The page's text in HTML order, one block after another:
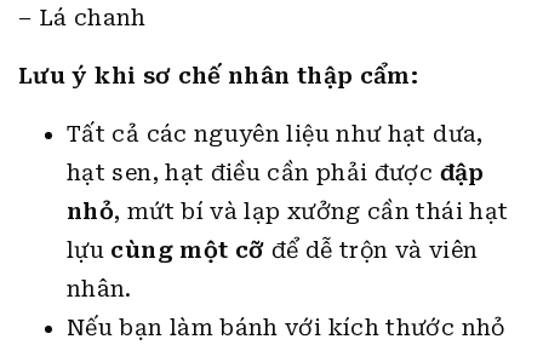
– Lá chanh
Lưu ý khi sơ chế nhân thập cẩm:
Tất cả các nguyên liệu như hạt dưa,
hạt sen, hạt điều cần phải được đập
nhỏ, mứt bí và lạp xưởng cần thái hạt
lựu cùng một cỡ để dễ trộn và viên
nhân.
Nếu bạn làm bánh với kích thước nhỏ